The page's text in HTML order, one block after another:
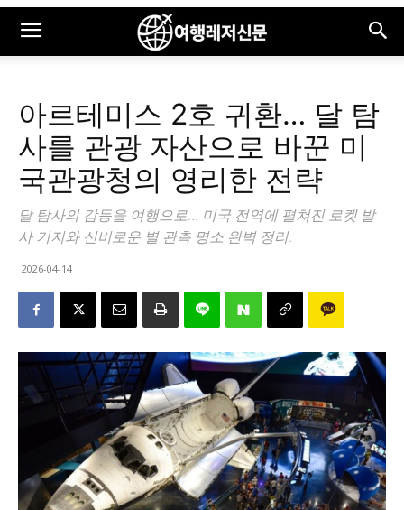
아르테미스 2호 귀환… 달 탐
사를 관광 자산으로 바꾼 미
국관광청의 영리한 전략
달 탐사의 감동을 여행으로... 미국 전역에 펼쳐진 로켓 발
사 기지와 신비로운 별 관측 명소 완벽 정리.
2026-04-14